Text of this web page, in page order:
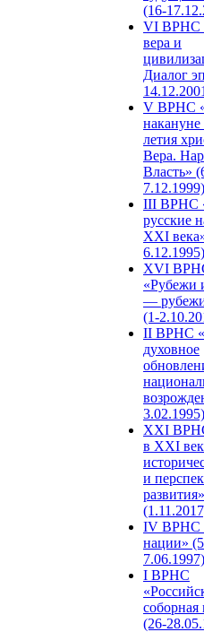
(16-
VI ВРНС
вера и
Диалог
V ВРНС
накануне
летия
Вера.
Власть»
7.12.1999)
III ВРНС
русские
XXI
6.12.1995)
XVI
«Рубежи
—
(1-
II ВРНС
духовное
3.02.1995)
XХI
в XXI
и
развития»
IV ВРНС
нации»
7.06.1997)
I ВРНС
(26-